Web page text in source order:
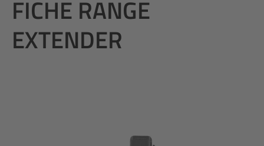
FICHE RANGE
EXTENDER